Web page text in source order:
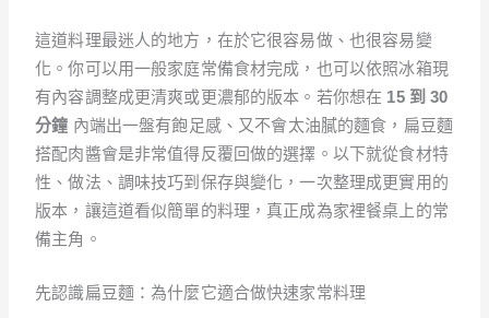
這道料理最迷人的地方，在於它很容易做、也很容易變
化。你可以用一般家庭常備食材完成，也可以依照冰箱現
有內容調整成更清爽或更濃郁的版本。若你想在 15 到 30
分鐘 內端出一盤有飽足感、又不會太油膩的麵食，扁豆麵
搭配肉醬會是非常值得反覆回做的選擇。以下就從食材特
性、做法、調味技巧到保存與變化，一次整理成更實用的
版本，讓這道看似簡單的料理，真正成為家裡餐桌上的常
備主角。
先認識扁豆麵：為什麼它適合做快速家常料理